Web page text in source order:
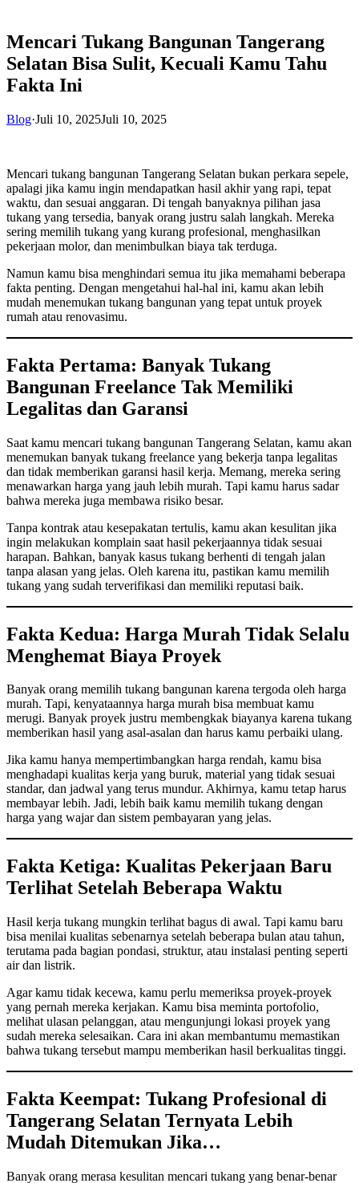
Mencari Tukang Bangunan Tangerang
Selatan Bisa Sulit, Kecuali Kamu Tahu
Fakta Ini
Blog·Juli 10, 2025Juli 10, 2025
Mencari tukang bangunan Tangerang Selatan bukan perkara sepele,
apalagi jika kamu ingin mendapatkan hasil akhir yang rapi, tepat
waktu, dan sesuai anggaran. Di tengah banyaknya pilihan jasa
tukang yang tersedia, banyak orang justru salah langkah. Mereka
sering memilih tukang yang kurang profesional, menghasilkan
pekerjaan molor, dan menimbulkan biaya tak terduga.
Namun kamu bisa menghindari semua itu jika memahami beberapa
fakta penting. Dengan mengetahui hal-hal ini, kamu akan lebih
mudah menemukan tukang bangunan yang tepat untuk proyek
rumah atau renovasimu.
Fakta Pertama: Banyak Tukang
Bangunan Freelance Tak Memiliki
Legalitas dan Garansi
Saat kamu mencari tukang bangunan Tangerang Selatan, kamu akan
menemukan banyak tukang freelance yang bekerja tanpa legalitas
dan tidak memberikan garansi hasil kerja. Memang, mereka sering
menawarkan harga yang jauh lebih murah. Tapi kamu harus sadar
bahwa mereka juga membawa risiko besar.
Tanpa kontrak atau kesepakatan tertulis, kamu akan kesulitan jika
ingin melakukan komplain saat hasil pekerjaannya tidak sesuai
harapan. Bahkan, banyak kasus tukang berhenti di tengah jalan
tanpa alasan yang jelas. Oleh karena itu, pastikan kamu memilih
tukang yang sudah terverifikasi dan memiliki reputasi baik.
Fakta Kedua: Harga Murah Tidak Selalu
Menghemat Biaya Proyek
Banyak orang memilih tukang bangunan karena tergoda oleh harga
murah. Tapi, kenyataannya harga murah bisa membuat kamu
merugi. Banyak proyek justru membengkak biayanya karena tukang
memberikan hasil yang asal-asalan dan harus kamu perbaiki ulang.
Jika kamu hanya mempertimbangkan harga rendah, kamu bisa
menghadapi kualitas kerja yang buruk, material yang tidak sesuai
standar, dan jadwal yang terus mundur. Akhirnya, kamu tetap harus
membayar lebih. Jadi, lebih baik kamu memilih tukang dengan
harga yang wajar dan sistem pembayaran yang jelas.
Fakta Ketiga: Kualitas Pekerjaan Baru
Terlihat Setelah Beberapa Waktu
Hasil kerja tukang mungkin terlihat bagus di awal. Tapi kamu baru
bisa menilai kualitas sebenarnya setelah beberapa bulan atau tahun,
terutama pada bagian pondasi, struktur, atau instalasi penting seperti
air dan listrik.
Agar kamu tidak kecewa, kamu perlu memeriksa proyek-proyek
yang pernah mereka kerjakan. Kamu bisa meminta portofolio,
melihat ulasan pelanggan, atau mengunjungi lokasi proyek yang
sudah mereka selesaikan. Cara ini akan membantumu memastikan
bahwa tukang tersebut mampu memberikan hasil berkualitas tinggi.
Fakta Keempat: Tukang Profesional di
Tangerang Selatan Ternyata Lebih
Mudah Ditemukan Jika…
Banyak orang merasa kesulitan mencari tukang yang benar-benar